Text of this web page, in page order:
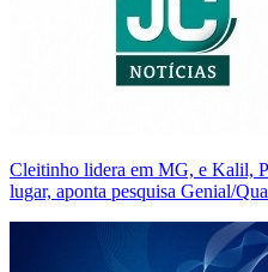
Cleitinho lidera em MG, e Kalil,
lugar, aponta pesquisa Genial/